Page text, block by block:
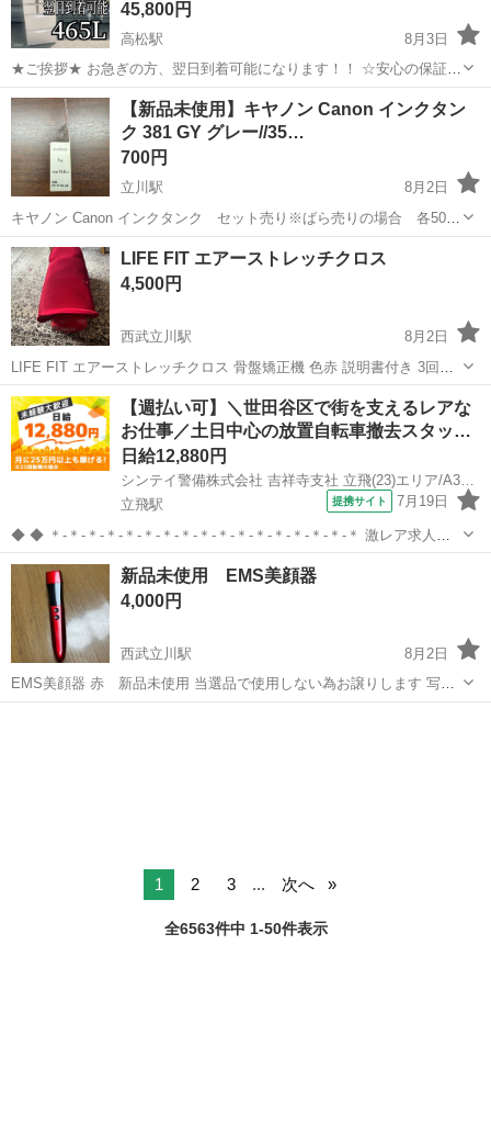
45,800円
高松駅
8月3日
★ご挨拶★ お急ぎの方、翌日到着可能になります！！ ☆安心の保証☆
商品を販売して終わりだけではなく、商品到着から、1ヶ月間、商品保
証を致します。 到着時に、ショップの連絡先など記載された保証カー
ドをお渡し致しますの...
東京 立川市 高松駅 生活家電 ショップ
【新品未使用】キヤノン Canon インクタン
ク 381 GY グレー//35…
700円
立川駅
8月2日
キヤノン Canon インクタンク セット売り※ばら売りの場合 各500
円 ■購入価格 グレー⇒￥1,240（税込） ブラック⇒1,540円(税込) ■型
番 グレー⇒ BCI-381 ブラック⇒ BCI-...
東京 立川市
LIFE FIT エアーストレッチクロス
4,500円
西武立川駅
8月2日
LIFE FIT エアーストレッチクロス 骨盤矯正機 色赤 説明書付き 3回程
しか使っていません
東京 立川市 西武立川駅 美容家電 骨盤矯正
【週払い可】＼世田谷区で街を支えるレアな
お仕事／土日中心の放置自転車撤去スタッ…
日給12,880円
シンテイ警備株式会社 吉祥寺支社 立飛(23)エリア/A3203200118
立飛駅
提携サイト 7月19日
◆ ◆ ＊-＊-＊-＊-＊-＊-＊-＊-＊-＊-＊-＊-＊-＊-＊-＊-＊ 激レア求人★
放置自転車の撤去作業員大募集！ 普通自動車を運転できる方優遇◎
＊-＊-＊-＊-＊-＊-＊-＊-＊-＊-＊-＊-＊-＊-＊-＊-＊ ...
東京 立川市 立飛駅
新品未使用 EMS美顔器
4,000円
西武立川駅
8月2日
EMS美顔器 赤 新品未使用 当選品で使用しない為お譲りします 写真
を撮る為に開封しました ちゃんと箱に入っています 目尻やほうれい線
1 2 3 ... 次へ
全6563件中 1-50件表示